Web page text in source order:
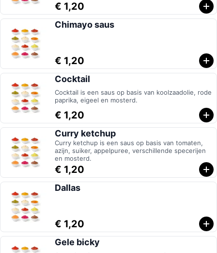
€ 1,20
Chimayo saus
€ 1,20
Cocktail
Cocktail is een saus op basis van koolzaadolie, rode
paprika, eigeel en mosterd.
€ 1,20
Curry ketchup
Curry ketchup is een saus op basis van tomaten,
azijn, suiker, appelpuree, verschillende specerijen
en mosterd.
€ 1,20
Dallas
€ 1,20
Gele bicky